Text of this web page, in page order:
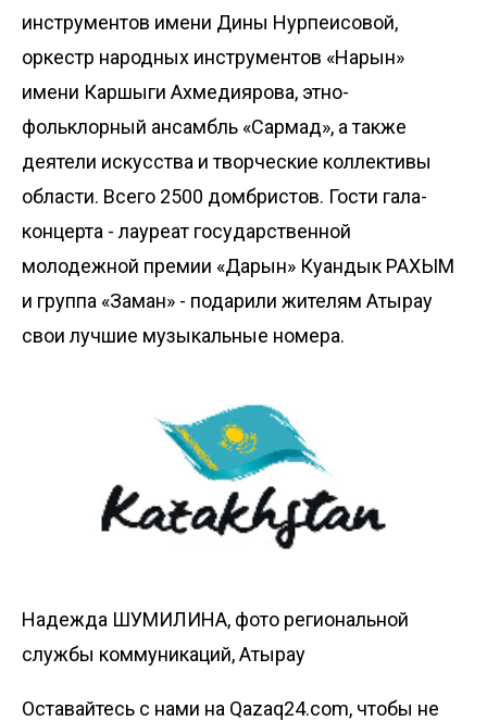
инструментов имени Дины Нурпеисовой,
оркестр народных инструментов «Нарын»
имени Каршыги Ахмедиярова, этно-
фольклорный ансамбль «Сармад», а также
деятели искусства и творческие коллективы
области. Всего 2500 домбристов. Гости гала-
концерта - лауреат государственной
молодежной премии «Дарын» Куандык РАХЫМ
и группа «Заман» - подарили жителям Атырау
свои лучшие музыкальные номера.
Надежда ШУМИЛИНА, фото региональной
службы коммуникаций, Атырау
Оставайтесь с нами на Qazaq24.com, чтобы не